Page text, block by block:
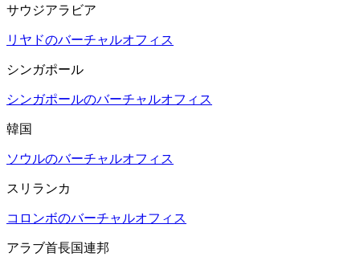
サウジアラビア
リヤドのバーチャルオフィス
シンガポール
シンガポールのバーチャルオフィス
韓国
ソウルのバーチャルオフィス
スリランカ
コロンボのバーチャルオフィス
アラブ首長国連邦